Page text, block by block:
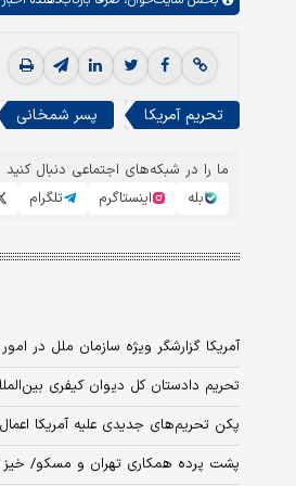
تحریم آمریکا پسر شمخانی
ما را در شبکه‌های اجتماعی دنبال کنید
بله
اینستاگرم تلگرام
آمریکا گزارشگر ویژه سازمان ملل در
تحریم دادستان کل دیوان کیفری
پکن تحریم‌های جدیدی علیه آمریکا
پشت پرده همکاری تهران و مسکو/ خیز